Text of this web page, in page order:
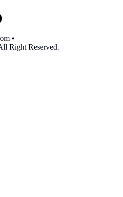
•
Right Reserved.